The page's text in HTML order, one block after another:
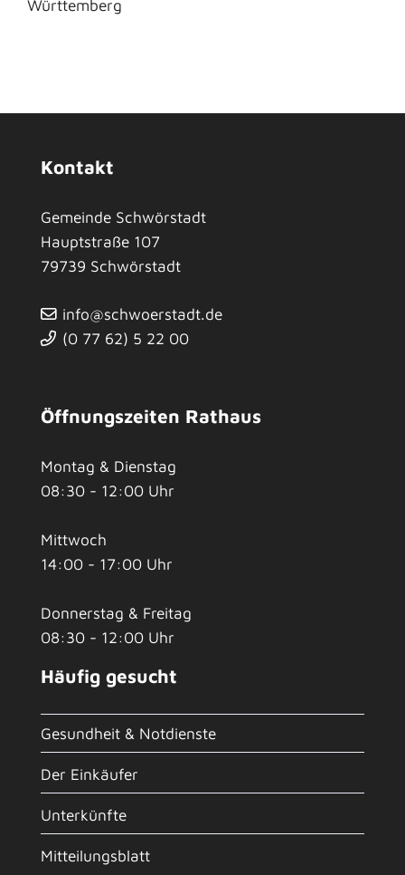
Württemberg
Kontakt
Gemeinde Schwörstadt
Hauptstraße 107
79739 Schwörstadt
info@schwoerstadt.de
(0 77 62) 5 22 00
Öffnungszeiten Rathaus
Montag & Dienstag
08:30 - 12:00 Uhr
Mittwoch
14:00 - 17:00 Uhr
Donnerstag & Freitag
08:30 - 12:00 Uhr
Häufig gesucht
Gesundheit & Notdienste
Der Einkäufer
Unterkünfte
Mitteilungsblatt